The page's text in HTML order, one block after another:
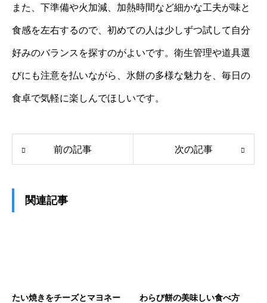
また、下準備や火加減、加熱時間など細かな工夫が味と
食感を左右するので、初めての人は少しずつ試して自分
好みのバランスを探すのがよいです。衛生管理や道具選
びにも注意を払いながら、氷餅の多様な魅力を、毎日の
食卓で気軽に楽しんでほしいです。
前の記事 次の記事
関連記事
たい焼きをチーズとマヨネー
わらび餅の美味しい食べ方